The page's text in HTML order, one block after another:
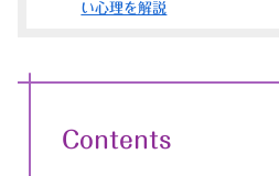
い心理を解説
Contents